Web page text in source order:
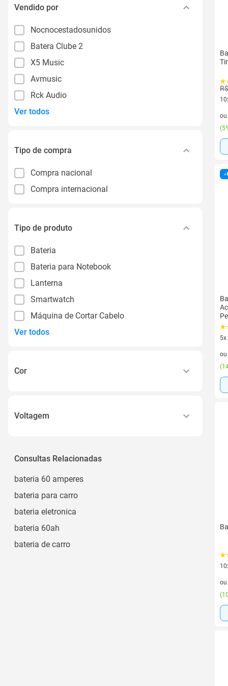
Vendido por
Nocnocestadosunidos
Batera Clube 2
X5 Music
Avmusic
Rck Audio
Ver todos
Tipo de compra
Compra nacional
Compra internacional
Tipo de produto
Bateria
Bateria para Notebook
Lanterna
Smartwatch
Máquina de Cortar Cabelo
Ver todos
Cor
Vinho
Ver todos
Voltagem
110v
Consultas Relacionadas
bateria 60 amperes
bateria para carro
bateria eletronica
bateria 60ah
bateria de carro
ou
(
5x
5
ou
(
ou
(